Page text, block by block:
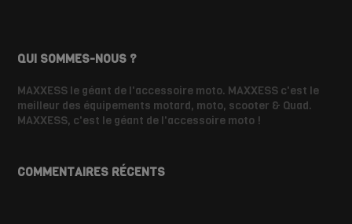
QUI SOMMES-NOUS ?
MAXXESS le géant de l'accessoire moto. MAXXESS c'est le
meilleur des équipements motard, moto, scooter & Quad.
MAXXESS, c'est le géant de l'accessoire moto !
COMMENTAIRES RÉCENTS